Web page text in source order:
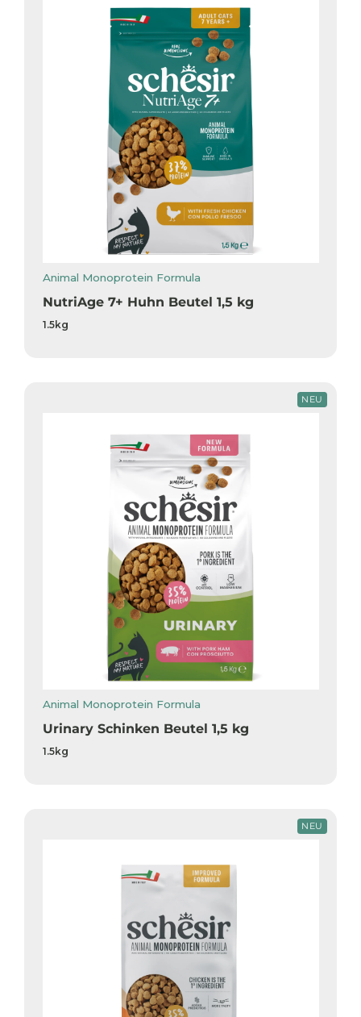
Animal Monoprotein Formula
NutriAge 7+ Huhn Beutel 1,5 kg
1.5kg
NEU
Animal Monoprotein Formula
Urinary Schinken Beutel 1,5 kg
1.5kg
NEU